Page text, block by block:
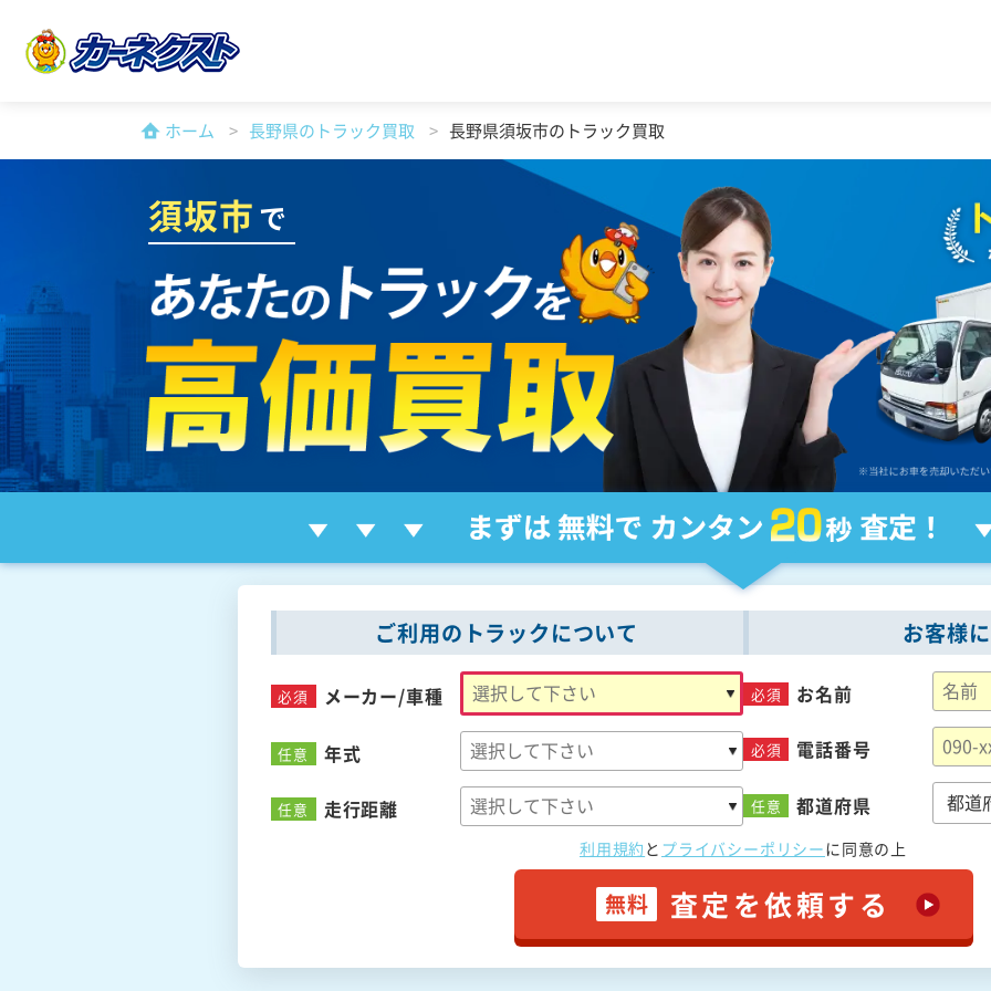
ホーム 長野県のトラック買取 長野県須坂市のトラック買取
須坂市で
ご利用のトラックについて
必須 メーカー/車種
任意 年式
任意 走行距離
お客様
必須 お名前
必須 電話番号
任意 都道府県
利用規約 と プライバシーポリシーに同意の上
無料 査定を依頼する